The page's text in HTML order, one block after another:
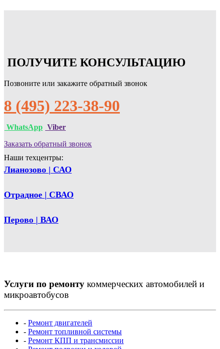
ПОЛУЧИТЕ КОНСУЛЬТАЦИЮ
Позвоните или закажите обратный звонок
8 (495) 223-38-90
WhatsApp Viber
Заказать обратный звонок
Наши техцентры:
Лианозово | САО
Отрадное | СВАО
Перово | ВАО
Услуги по ремонту коммерческих автомобилей и
микроавтобусов
- Ремонт двигателей
- Ремонт топливной системы
- Ремонт КПП и трансмиссии